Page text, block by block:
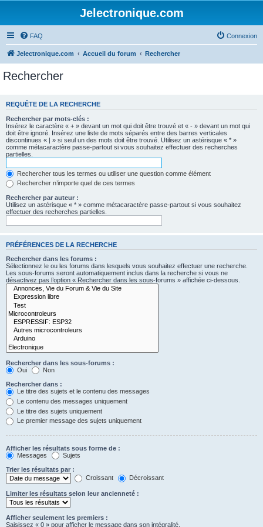
Jelectronique.com
FAQ Connexion
Jelectronique.com Accueil du forum Rechercher
Rechercher
REQUÊTE DE LA RECHERCHE
Rechercher par mots-clés :
Insérez le caractère « + » devant un mot qui doit être trouvé et « - » devant un mot qui
doit être ignoré. Insérez une liste de mots séparés entre des barres verticales
discontinues « | » si seul un des mots doit être trouvé. Utilisez un astérisque « * »
comme métacaractère passe-partout si vous souhaitez effectuer des recherches
partielles.
Rechercher tous les termes ou utiliser une question comme élément
Rechercher n’importe quel de ces termes
Rechercher par auteur :
Utilisez un astérisque « * » comme métacaractère passe-partout si vous souhaitez
effectuer des recherches partielles.
PRÉFÉRENCES DE LA RECHERCHE
Rechercher dans les forums :
Sélectionnez le ou les forums dans lesquels vous souhaitez effectuer une recherche.
Les sous-forums seront automatiquement inclus dans la recherche si vous ne
désactivez pas l’option « Rechercher dans les sous-forums » affichée ci-dessous.
Rechercher dans les sous-forums :
Oui
Non
Rechercher dans :
Le titre des sujets et le contenu des messages
Le contenu des messages uniquement
Le titre des sujets uniquement
Le premier message des sujets uniquement
Afficher les résultats sous forme de :
Messages
Sujets
Trier les résultats par :
Croissant
Décroissant
Limiter les résultats selon leur ancienneté :
Afficher seulement les premiers :
Saisissez « 0 » pour afficher le message dans son intégralité.